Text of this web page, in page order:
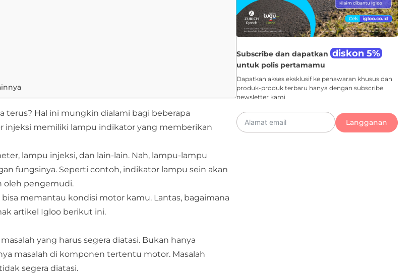
terus? Hal ini mungkin dialami bagi beberapa
injeksi memiliki lampu indikator yang memberikan
lampu injeksi, dan lain-lain. Nah, lampu-lampu
fungsinya. Seperti contoh, indikator lampu sein akan
oleh pengemudi.
memantau kondisi motor kamu. Lantas, bagaimana
artikel Igloo berikut ini.
yang harus segera diatasi. Bukan hanya
masalah di komponen tertentu motor. Masalah
segera diatasi.
Subscribe dan dapatkan diskon 5%
untuk polis pertamamu
Dapatkan akses eksklusif ke penawaran khusus dan
produk-produk terbaru hanya dengan subscribe
newsletter kami
Langganan